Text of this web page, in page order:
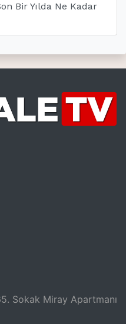
Bir Yılda Ne Kadar
Sokak Miray Apartmanı